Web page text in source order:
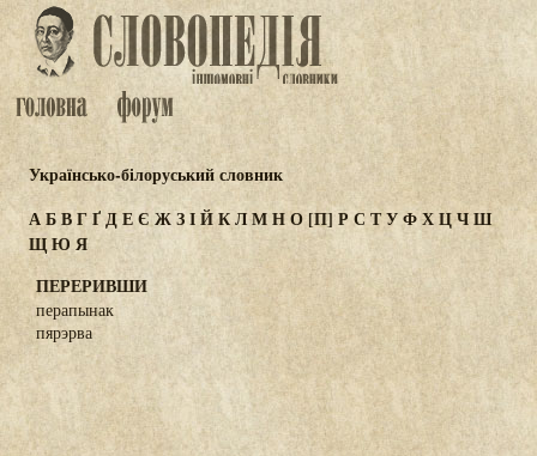
Українсько-білоруський словник
АБВГҐДЕЄ ЖЗІЙКЛМНО[П] Р С ТУФХЦЧШ
ЩЮ Я
ПЕРЕРИВШИ
перапынак
пярэрва